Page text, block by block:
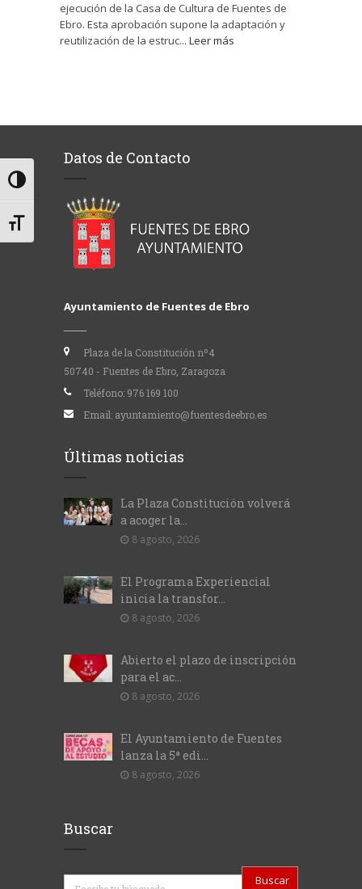
Alternar alto contraste
Alternar tamaño de letra
ejecución de la Casa de Cultura de Fuentes de
Ebro. Esta aprobación supone la adaptación y
reutilización de la estruc... Leer más
Datos de Contacto
Ayuntamiento de Fuentes de Ebro
Plaza de la Constitución nº4
50740 - Fuentes de Ebro, Zaragoza
Teléfono: 976 169 100
Email: ayuntamiento@fuentesdeebro.es
Últimas noticias
La Plaza Constitución volverá
a acoger la...
8 agosto, 2026
El Programa Experiencial
inicia la transfor...
8 agosto, 2026
Abierto el plazo de inscripción
para el ac...
8 agosto, 2026
El Ayuntamiento de Fuentes
lanza la 5ª edi...
8 agosto, 2026
Buscar
Buscar